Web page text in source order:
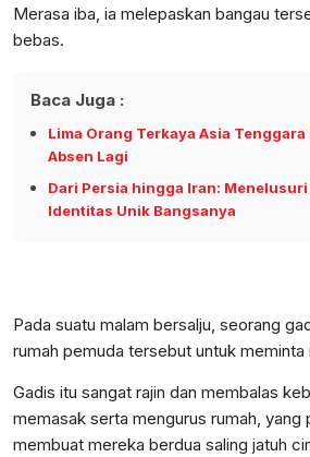
Merasa iba, ia melepaskan bangau
bebas.
Baca Juga :
Lima Orang Terkaya Asia
Absen Lagi
Dari Persia hingga Iran:
Identitas Unik Bangsanya
Pada suatu malam bersalju, seorang
rumah pemuda tersebut untuk meminta
Gadis itu sangat rajin dan membalas
memasak serta mengurus rumah, yang
membuat mereka berdua saling jatuh